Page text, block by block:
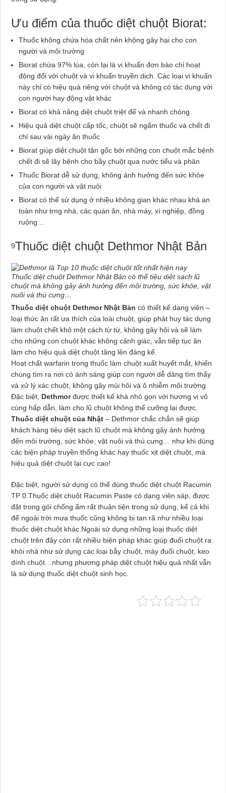
Ưu điểm của thuốc diệt chuột Biorat:
Thuốc không chứa hóa chất nên không gây hại cho con
người và môi trường
Biorat chứa 97% lúa, còn lại là vi khuẩn đơn bào chỉ hoạt
động đối với chuột và vi khuẩn truyền dịch. Các loại vi khuẩn
này chỉ có hiệu quả riêng với chuột và không có tác dụng với
con người hay động vật khác
Biorat có khả năng diệt chuột triệt để và nhanh chóng
Hiệu quả diệt chuột cấp tốc, chuột sẽ ngấm thuốc và chết đi
chỉ sau vài ngày ăn thuốc
Biorat giúp diệt chuột tận gốc bởi những con chuột mắc bệnh
chết đi sẽ lây bệnh cho bầy chuột qua nước tiểu và phân
Thuốc Biorat dễ sử dụng, không ảnh hưởng đến sức khỏe
của con người và vật nuôi
Biorat có thể sử dụng ở nhiều không gian khác nhau khá an
toàn như trng nhà, các quán ăn, nhà máy, xí nghiệp, đồng
ruộng…
9Thuốc diệt chuột Dethmor Nhật Bản
Thuốc diệt chuột Dethmor Nhật Bản có thể tiêu diệt sạch lũ
chuột mà không gây ảnh hưởng đến môi trường, sức khỏe, vật
nuôi và thú cưng…
Thuốc diệt chuột Dethmor Nhật Bản có thiết kế dạng viên –
loại thức ăn rất ưa thích của loài chuột, giúp phát huy tác dụng
làm chuột chết khô một cách từ từ, không gây hôi và sẽ làm
cho những con chuột khác không cảnh giác, vẫn tiếp tục ăn
làm cho hiệu quả diệt chuột tăng lên đáng kể.
Hoạt chất warfarin trong thuốc làm chuột xuất huyết mắt, khiến
chúng tìm ra nơi có ánh sáng giúp con người dễ dàng tìm thấy
và xử lý xác chuột, không gây mùi hôi và ô nhiễm môi trường.
Đặc biệt, Dethmorđược thiết kế khá nhỏ gọn với hương vị vô
cùng hấp dẫn, làm cho lũ chuột không thể cưỡng lại được.
Thuốc diệt chuột của Nhật – Dethmor chắc chắn sẽ giúp
khách hàng tiêu diệt sạch lũ chuột mà không gây ảnh hưởng
đến môi trường, sức khỏe, vật nuôi và thú cưng… như khi dùng
các biện pháp truyền thống khác hay thuốc xịt diệt chuột, mà
hiệu quả diệt chuột lại cực cao!
Đặc biệt, người sử dụng có thể dùng thuốc diệt chuột Racumin
TP 0.Thuốc diệt chuột Racumin Paste có dạng viên sáp, được
đặt trong gói chống ẩm rất thuận tiện trong sử dụng, kể cả khi
để ngoài trời mưa thuốc cũng không bị tan rã như nhiều loại
thuốc diệt chuột khác.Ngoài sử dụng những loại thuốc diệt
chuột trên đây còn rất nhiều biện pháp khác giúp đuổi chuột ra
khỏi nhà như sử dụng các loại bẫy chuột, máy đuổi chuột, keo
dính chuột…nhưng phương pháp diệt chuột hiệu quả nhất vẫn
là sử dụng thuốc diệt chuột sinh học.